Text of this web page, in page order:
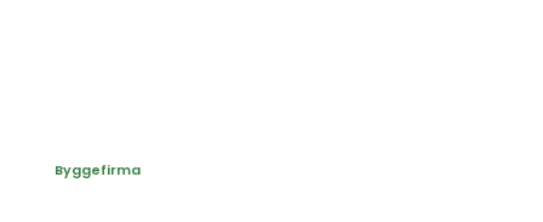
Byggefirma